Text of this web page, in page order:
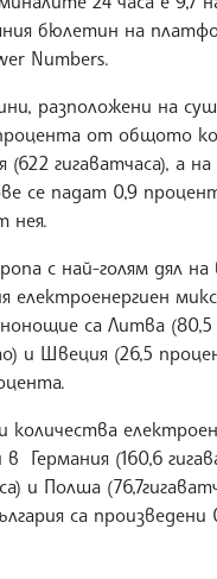
бюлетин на
Numbers.
разположени на
от общото
(622 гигаватчаса), а
се падат 0,9
нея.
с най-голям дял
електроенергиен
са Литва (80,5
и Швеция (26,5
количества
в Германия (160,6
и Полша
са произведени